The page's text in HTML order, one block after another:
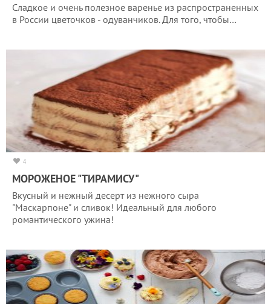
Сладкое и очень полезное варенье из распространенных
в России цветочков - одуванчиков. Для того, чтобы…
4
МОРОЖЕНОЕ "ТИРАМИСУ"
Вкусный и нежный десерт из нежного сыра
"Маскарпоне" и сливок! Идеальный для любого
романтического ужина!